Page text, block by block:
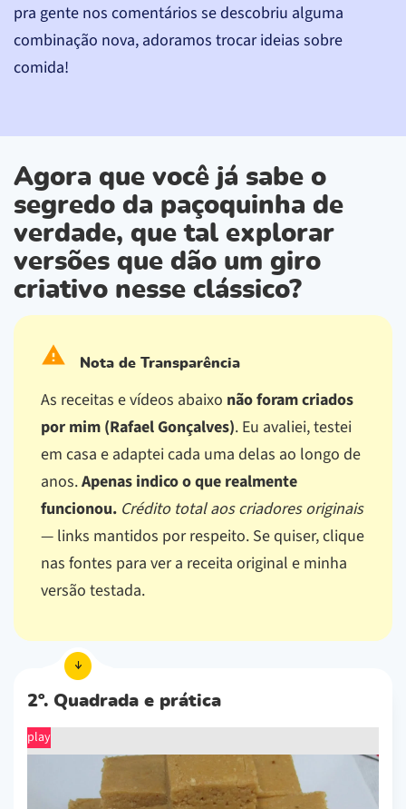
pra gente nos comentários se descobriu alguma
combinação nova, adoramos trocar ideias sobre
comida!
Agora que você já sabe o
segredo da paçoquinha de
verdade, que tal explorar
versões que dão um giro
criativo nesse clássico?
Nota de Transparência
As receitas e vídeos abaixo não foram criados
por mim (Rafael Gonçalves). Eu avaliei, testei
em casa e adaptei cada uma delas ao longo de
anos.Apenas indico o que realmente
funcionou. Crédito total aos criadores originais
— links mantidos por respeito. Se quiser, clique
nas fontes para ver a receita original e minha
versão testada.
2º. Quadrada e prática
play